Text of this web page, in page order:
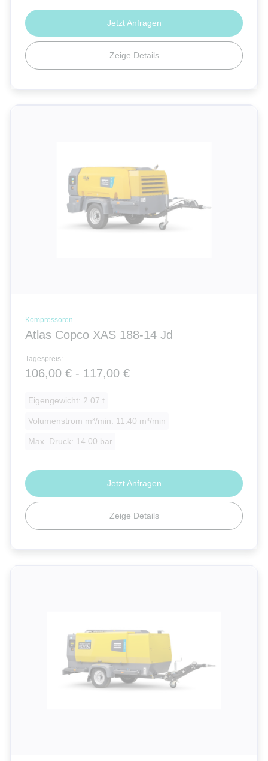
Zeige Details
Jetzt Anfragen
Kompressoren
Atlas Copco XAS 188-14 Jd
Tagespreis:
106,00 € - 117,00 €
Eigengewicht: 2.07 t
Volumenstrom m³/min: 11.40 m³/min
Max. Druck: 14.00 bar
Zeige Details
Jetzt Anfragen